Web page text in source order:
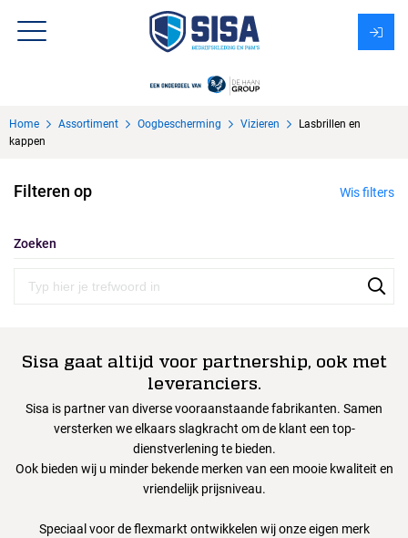
Over Sisa
Home Assortiment Oogbescherming Vizieren
Lasbrillen en
kappen
Filteren op Wis filters
Zoeken
Sisa gaat altijd voor partnership, ook met
leveranciers.
Sisa is partner van diverse vooraanstaande fabrikanten. Samen
versterken we elkaars slagkracht om de klant een top-
dienstverlening te bieden.
Ook bieden wij u minder bekende merken van een mooie kwaliteit en
vriendelijk prijsniveau.
Speciaal voor de flexmarkt ontwikkelen wij onze eigen merk